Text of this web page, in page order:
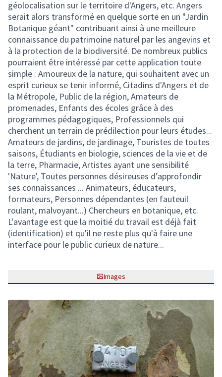
géolocalisation sur le territoire d'Angers, etc. Angers
serait alors transformé en quelque sorte en un "Jardin
Botanique géant" contribuant ainsi à une meilleure
connaissance du patrimoine naturel par les angevins et
à la protection de la biodiversité. De nombreux publics
pourraient être intéressé par cette application toute
simple : Amoureux de la nature, qui souhaitent avec un
esprit curieux se tenir informé, Citadins d'Angers et de
la Métropole, Public de la région, Amateurs de
promenades, Enfants des écoles grâce à des
programmes pédagogiques, Professionnels qui
cherchent un terrain de prédilection pour leurs études...
Amateurs de jardins, de jardinage, Touristes de toutes
saisons, Étudiants en biologie, sciences de la vie et de
la terre, Pharmacie, Artistes ayant une sensibilité
'Nature', Toutes personnes désireuses d’approfondir
ses connaissances ... Animateurs, éducateurs,
formateurs, Personnes dépendantes (en fauteuil
roulant, malvoyant...) Chercheurs en botanique, etc.
L'avantage est que la moitié du travail est déjà fait
(identification) et qu'il ne reste plus qu'à faire une
interface pour le public curieux de nature...
Images